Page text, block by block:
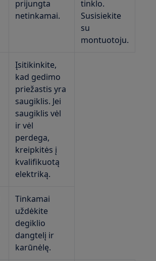
prijungta
netinkamai.
tinklo.
Susisiekite
su
montuotoju.
Įsitikinkite,
kad gedimo
priežastis yra
saugiklis. Jei
saugiklis vėl
ir vėl
perdega,
kreipkitės į
kvalifikuotą
elektriką.
Tinkamai
uždėkite
degiklio
dangtelį ir
karūnėlę.